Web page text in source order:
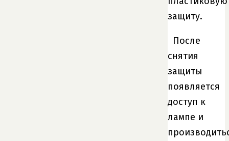
защиту.
После
снятия
защиты
появляется
доступ к
лампе и